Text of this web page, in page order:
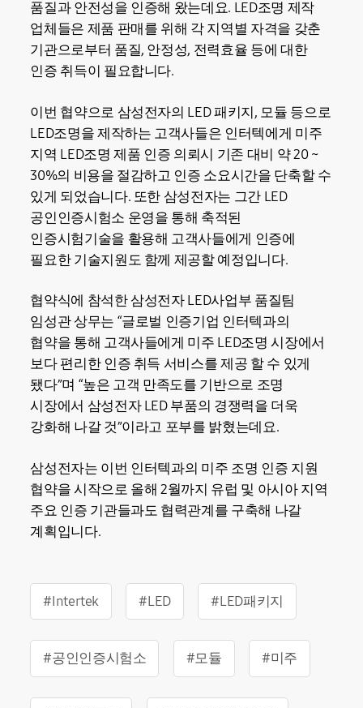
품질과 안전성을 인증해 왔는데요. LED조명 제작
업체들은 제품 판매를 위해 각 지역별 자격을 갖춘
기관으로부터 품질, 안정성, 전력효율 등에 대한
인증 취득이 필요합니다.
이번 협약으로 삼성전자의 LED 패키지, 모듈 등으로
LED조명을 제작하는 고객사들은 인터텍에게 미주
지역 LED조명 제품 인증 의뢰시 기존 대비 약 20 ~
30%의 비용을 절감하고 인증 소요시간을 단축할 수
있게 되었습니다. 또한 삼성전자는 그간 LED
공인인증시험소 운영을 통해 축적된
인증시험기술을 활용해 고객사들에게 인증에
필요한 기술지원도 함께 제공할 예정입니다.
협약식에 참석한 삼성전자 LED사업부 품질팀
임성관 상무는 “글로벌 인증기업 인터텍과의
협약을 통해 고객사들에게 미주 LED조명 시장에서
보다 편리한 인증 취득 서비스를 제공 할 수 있게
됐다”며 “높은 고객 만족도를 기반으로 조명
시장에서 삼성전자 LED 부품의 경쟁력을 더욱
강화해 나갈 것”이라고 포부를 밝혔는데요.
삼성전자는 이번 인터텍과의 미주 조명 인증 지원
협약을 시작으로 올해 2월까지 유럽 및 아시아 지역
주요 인증 기관들과도 협력관계를 구축해 나갈
계획입니다.
#Intertek #LED #LED패키지
#공인인증시험소 #모듈 #미주